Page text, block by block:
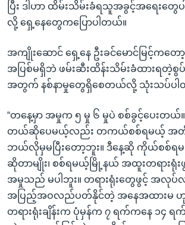
ပြီး ဒါဟာ ထိမ်းသိမ်းခံရသူအခွင့်အရေးတွေ
လို့ ရှေ့နေတွေကပြောပါတယ်။
အကျိုးဆောင် ရှေ့နေ ဦးခင်မောင်မြင့်ကတ
အပြစ်မရှိဘဲ ဖမ်းဆီးထိန်းသိမ်းခံထားရတဲ့
အတွက် နစ်နာမှုတွေရှိစေတယ်လို့ သုံးသပ်ပါ
“တနေ့မှာ အမှုက ၅ မှု ၆ မှုပဲ စစ်ခွင့်ပေးတ
တယ်ဆိုပေမယ့်လည်း တကယ်စစ်ရမယ့် အတို
ဘယ်လိုမှမပြီးတော့ဘူး။ ဒီနေ့ဆို ကိုယ်စစ်ရ
ဆိုတာမျိုး၊ စစ်ရမယ့်မြို့နယ် အထူးတရားရုံ
အမှုသည် မပါဘူး။ တရားရုံးတွေဖွင့် အ
အပြည့်အဝလည်ပတ်နိုင်တဲ့ အနေအထားမ ဟု
တရားရုံးချိန်းက ပုံမှန်က ၇ ရက်ကနေ ၁၄ ရက်